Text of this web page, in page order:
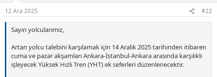
:
12 Ara 2025 #22
Sayın yolcularımız,
Artan yolcu talebini karşılamak için 14 Aralık 2025 tarihinden itibaren
cuma ve pazar akşamları Ankara-İstanbul-Ankara arasında karşılıklı
işleyecek Yüksek Hızlı Tren (YHT) ek seferleri düzenlenecektir.